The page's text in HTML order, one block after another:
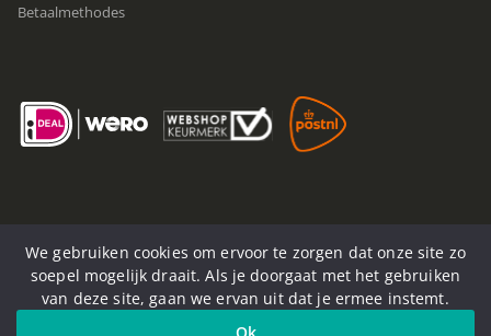
Betaalmethodes
© Now4You. 2020-2025. Alle rechten voorbehouden
We gebruiken cookies om ervoor te zorgen dat onze site zo
soepel mogelijk draait. Als je doorgaat met het gebruiken
van deze site, gaan we ervan uit dat je ermee instemt.